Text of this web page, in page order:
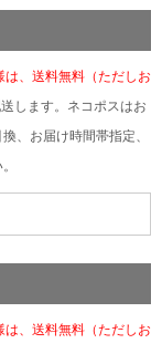
、送料無料（ただしお
します。ネコポスはお
、お届け時間帯指定、
、送料無料（ただしお